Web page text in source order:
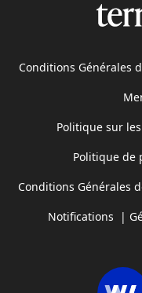
Conditions Générales
Politique sur
Politique de
Conditions Générales
Notifications |